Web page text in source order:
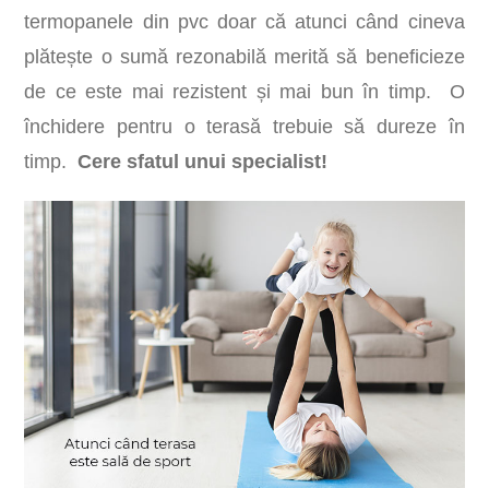
termopanele din pvc doar că atunci când cineva
plătește o sumă rezonabilă merită să beneficieze
de ce este mai rezistent și mai bun în timp. O
închidere pentru o terasă trebuie să dureze în
timp.Cere sfatul unui specialist!